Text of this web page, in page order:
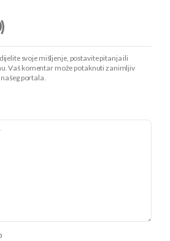
svoje mišljenje, postavite pitanja ili
Vaš komentar može potaknuti zanimljiv
portala.